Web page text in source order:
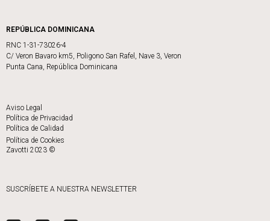
REPÚBLICA DOMINICANA
RNC 1-31-73026-4
C/ Veron Bavaro km5, Poligono San Rafel, Nave 3, Veron
Punta Cana, República Dominicana
Aviso Legal
Política de Privacidad
Política de Calidad
Política de Cookies
Zavotti 2023 ©
SUSCRÍBETE A NUESTRA NEWSLETTER